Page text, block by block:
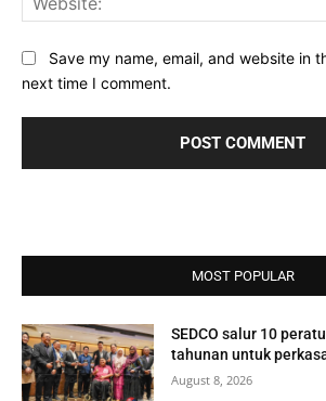
Save my name, email, and website in
next time I comment.
MOST POPULAR
SEDCO salur 10
tahunan untuk
August 8, 2026